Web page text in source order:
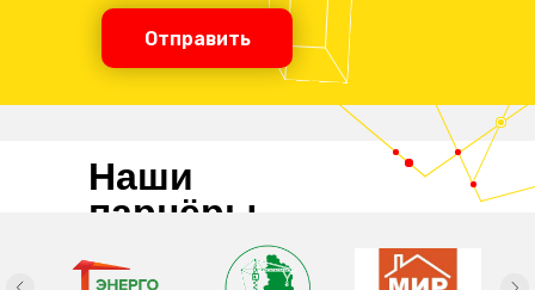
Отправить
Наши
парнёры